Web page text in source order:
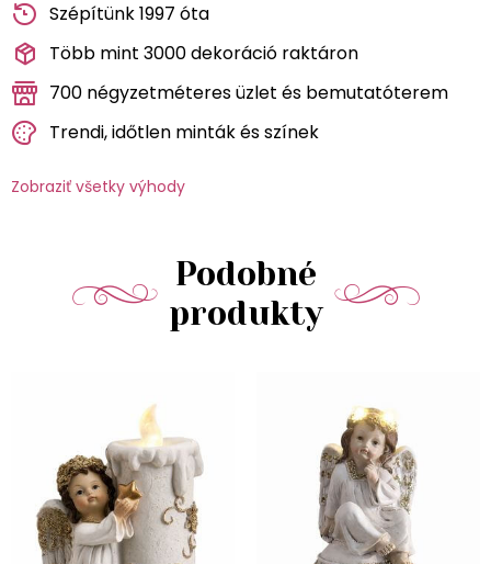
Szépítünk 1997 óta
Több mint 3000 dekoráció raktáron
700 négyzetméteres üzlet és bemutatóterem
Trendi, időtlen minták és színek
Zobraziť všetky výhody
Podobné
produkty